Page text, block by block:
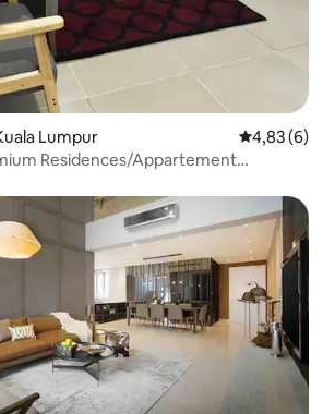
Lumpur Évaluation
4,83 (6)
Residences/Appartement